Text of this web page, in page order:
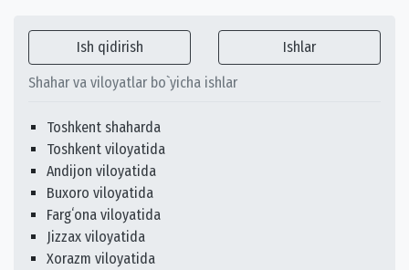
Ish qidirish Ishlar
Shahar va viloyatlar bo`yicha ishlar
Toshkent shaharda
Toshkent viloyatida
Andijon viloyatida
Buxoro viloyatida
Fargʻona viloyatida
Jizzax viloyatida
Xorazm viloyatida